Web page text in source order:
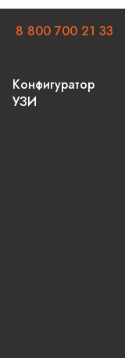
Конфигуратор
УЗИ
8 800 700 21 33